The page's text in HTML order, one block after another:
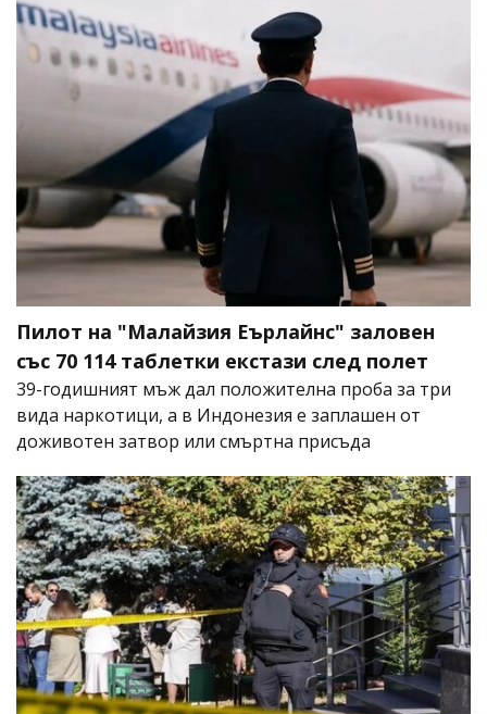
Пилот на "Малайзия Еърлайнс" заловен
със 70 114 таблетки екстази след полет
39-годишният мъж дал положителна проба за три
вида наркотици, а в Индонезия е заплашен от
доживотен затвор или смъртна присъда